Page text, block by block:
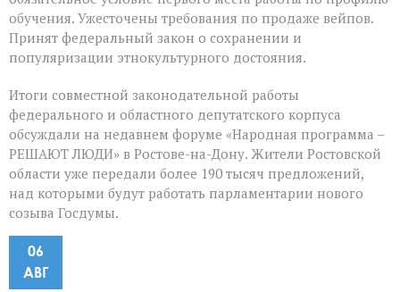
обучения. Ужесточены требования по продаже вейпов.
Принят федеральный закон о сохранении и
популяризации этнокультурного достояния.
Итоги совместной законодательной работы
федерального и областного депутатского корпуса
обсуждали на недавнем форуме «Народная программа –
РЕШАЮТ ЛЮДИ» в Ростове-на-Дону. Жители Ростовской
области уже передали более 190 тысяч предложений,
над которыми будут работать парламентарии нового
созыва Госдумы.
06
АВГ